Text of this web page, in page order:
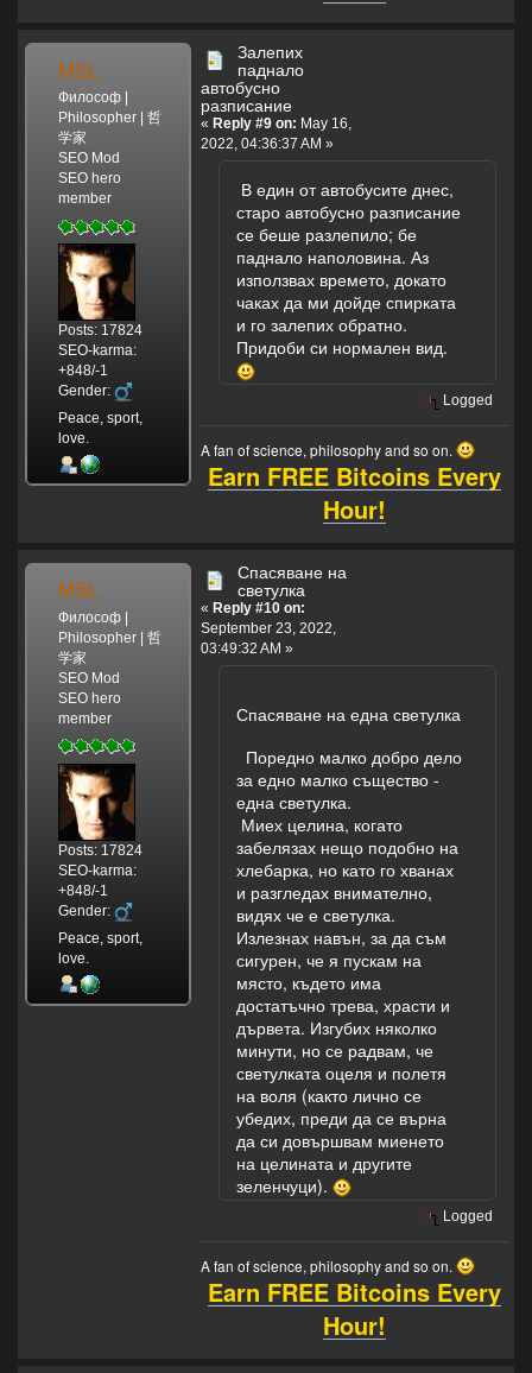
MSL
Философ |
Philosopher | 哲
学家
SEO Mod
SEO hero
member
Posts: 17824
SEO-karma:
+848/-1
Gender:
Peace, sport,
love.
Залепих
паднало
автобусно
разписание
« Reply #9 on: May 16,
2022, 04:36:37 AM »
В един от автобусите днес,
старо автобусно разписание
се беше разлепило; бе
паднало наполовина. Аз
използвах времето, докато
чаках да ми дойде спирката
и го залепих обратно.
Придоби си нормален вид.
Logged
A fan of science, philosophy and so on.
Earn FREE Bitcoins Every
Hour!
MSL
Философ |
Philosopher | 哲
学家
SEO Mod
SEO hero
member
Posts: 17824
SEO-karma:
+848/-1
Gender:
Peace, sport,
love.
Спасяване на
светулка
« Reply #10 on:
September 23, 2022,
03:49:32 AM »
Спасяване на една светулка
Поредно малко добро дело
за едно малко същество -
една светулка.
Миех целина, когато
забелязах нещо подобно на
хлебарка, но като го хванах
и разгледах внимателно,
видях че е светулка.
Излезнах навън, за да съм
сигурен, че я пускам на
място, където има
достатъчно трева, храсти и
дървета. Изгубих няколко
минути, но се радвам, че
светулката оцеля и полетя
на воля (както лично се
убедих, преди да се върна
да си довършвам миенето
на целината и другите
зеленчуци).
Logged
A fan of science, philosophy and so on.
Earn FREE Bitcoins Every
Hour!